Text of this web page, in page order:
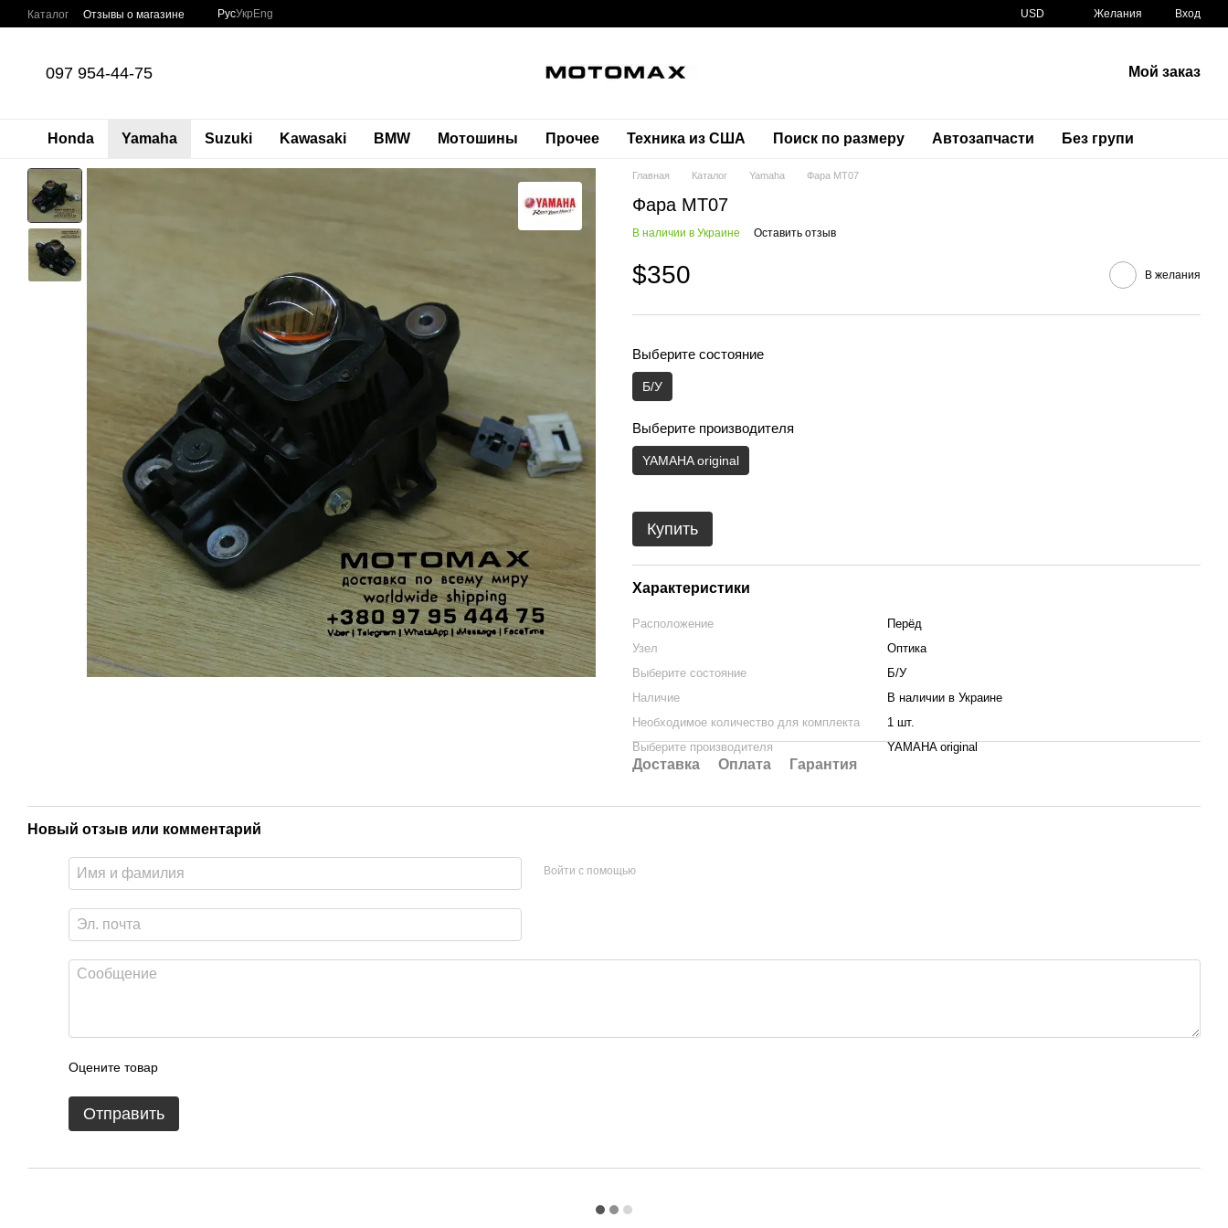
Перейти к основному контенту
Каталог Отзывы о магазине РусУкр Eng USD Желания Вход
097 954-44-75 Мой заказ
Honda Yamaha Suzuki Kawasaki BMW Мотошины Прочее Техника из США Поиск по размеру Автозапчасти Без групи
Главная Каталог Yamaha Фара MT07
Фара MT07
В наличии в Украине Оставить отзыв
$350 В желания
Выберите состояние
Б/У
Выберите производителя
YAMAHA original
Купить
Характеристики
Расположение
Пepёд
Узел
Оптика
Выберите состояние
Б/У
Наличие
В наличии в Украине
Необходимое количество для комплекта
1 шт.
Выберите производителя
YAMAHA original
Доставка Оплата Гарантия
Новый отзыв или комментарий
Войти с помощью
Оцените товар
Отправить